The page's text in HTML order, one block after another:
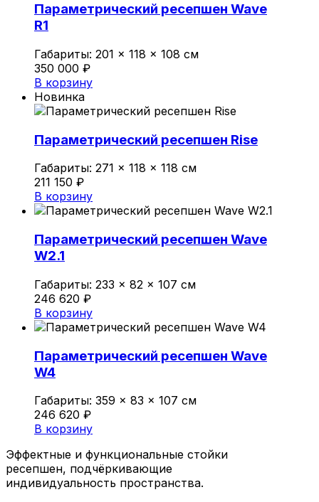
Параметрический ресепшен Wave
R1
Габариты: 201 × 118 × 108 см
350 000 ₽
В корзину
Новинка
Параметрический ресепшен Rise
Габариты: 271 × 118 × 118 см
211 150 ₽
В корзину
Параметрический ресепшен Wave
W2.1
Габариты: 233 × 82 × 107 см
246 620 ₽
В корзину
Параметрический ресепшен Wave
W4
Габариты: 359 × 83 × 107 см
246 620 ₽
В корзину
Эффектные и функциональные стойки
ресепшен, подчёркивающие
индивидуальность пространства.